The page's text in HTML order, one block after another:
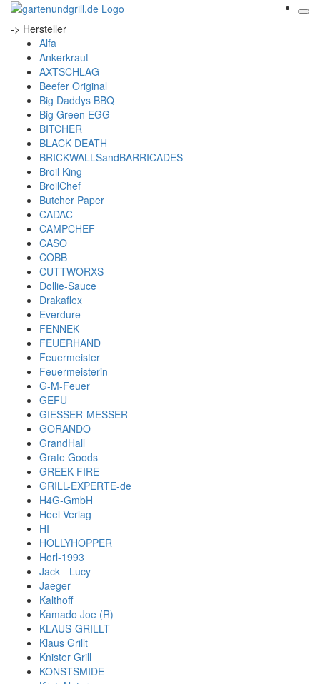
-> Hersteller
Alfa
Ankerkraut
AXTSCHLAG
Beefer Original
Big Daddys BBQ
Big Green EGG
BITCHER
BLACK DEATH
BRICKWALLSandBARRICADES
Broil King
BroilChef
Butcher Paper
CADAC
CAMPCHEF
CASO
COBB
CUTTWORXS
Dollie-Sauce
Drakaflex
Everdure
FENNEK
FEUERHAND
Feuermeister
Feuermeisterin
G-M-Feuer
GEFU
GIESSER-MESSER
GORANDO
GrandHall
Grate Goods
GREEK-FIRE
GRILL-EXPERTE-de
H4G-GmbH
Heel Verlag
HI
HOLLYHOPPER
Horl-1993
Jack - Lucy
Jaeger
Kalthoff
Kamado Joe (R)
KLAUS-GRILLT
Klaus Grillt
Knister Grill
KONSTSMIDE